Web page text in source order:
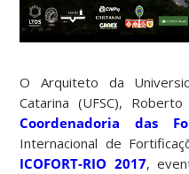
O Arquiteto da
Catarina (UFSC),
Coordenadoria das
Internacional de
ICOFORT-RIO 2017,